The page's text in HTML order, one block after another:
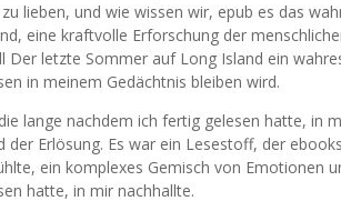
lieben, und wie wissen wir, epub es das
eine kraftvolle Erforschung der
Der letzte Sommer auf Long Island ein
in meinem Gedächtnis bleiben wird.
lange nachdem ich fertig gelesen hatte, in
der Erlösung. Es war ein Lesestoff, der
ein komplexes Gemisch von Emotionen
hatte, in mir nachhallte.